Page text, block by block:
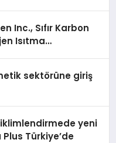
Inc., Sıfır Karbon
Isıtma
sektörüne giriş
iklimlendirmede yeni
Türkiye’de